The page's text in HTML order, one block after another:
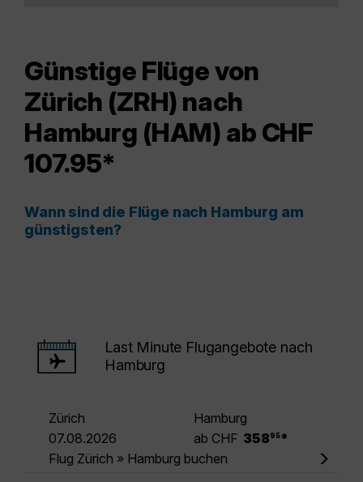
Günstige Flüge von
Zürich (ZRH) nach
Hamburg (HAM) ab CHF
107.95*
Wann sind die Flüge nach Hamburg am
günstigsten?
Last Minute Flugangebote nach
Hamburg
Zürich
Hamburg
07.08.2026
ab CHF 358 95 *
Flug Zürich » Hamburg buchen